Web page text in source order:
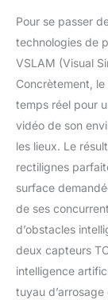
Pour se passer
technologies de
VSLAM (Visual
Concrètement,
temps réel pour
vidéo de son
les lieux. Le
rectilignes
surface
de ses
d’obstacles
deux capteurs
intelligence
tuyau